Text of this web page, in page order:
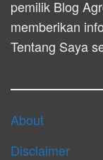
pemilik Blog
memberikan
Tentang Saya
About
Disclaimer